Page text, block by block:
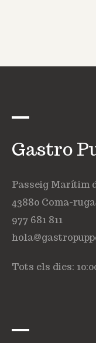
Gastro
Passeig Marítim
43880 Coma-
977 681 811
Tots els dies: